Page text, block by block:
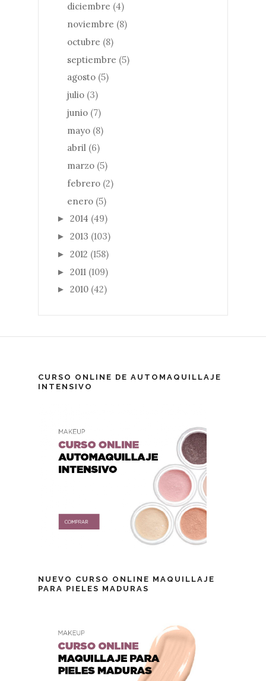
diciembre (4)
noviembre (8)
octubre (8)
septiembre (5)
agosto (5)
julio (3)
junio (7)
mayo (8)
abril (6)
marzo (5)
febrero (2)
enero (5)
► 2014 (49)
► 2013 (103)
► 2012 (158)
► 2011 (109)
► 2010 (42)
CURSO ONLINE DE AUTOMAQUILLAJE
INTENSIVO
NUEVO CURSO ONLINE MAQUILLAJE
PARA PIELES MADURAS